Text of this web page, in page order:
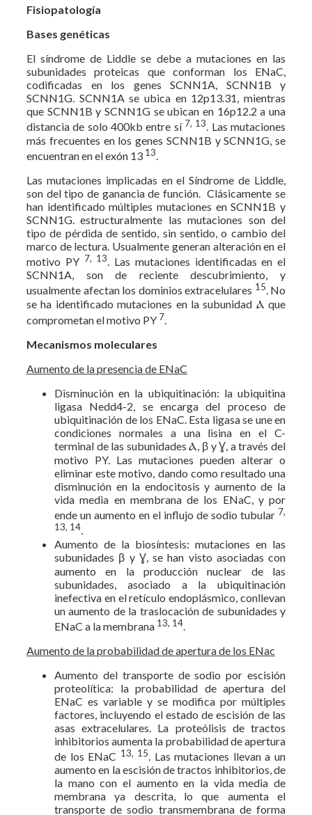
Fisiopatología
Bases genéticas
El síndrome de Liddle se debe a mutaciones en las
subunidades proteicas que conforman los ENaC,
codificadas en los genes SCNN1A, SCNN1B y
SCNN1G. SCNN1A se ubica en 12p13.31, mientras
que SCNN1B y SCNN1G se ubican en 16p12.2 a una
distancia de solo 400kb entre sí 7, 13. Las mutaciones
más frecuentes en los genes SCNN1B y SCNN1G, se
encuentran en el exón 13 13.
Las mutaciones implicadas en el Síndrome de Liddle,
son del tipo de ganancia de función. Clásicamente se
han identificado múltiples mutaciones en SCNN1B y
SCNN1G. estructuralmente las mutaciones son del
tipo de pérdida de sentido, sin sentido, o cambio del
marco de lectura. Usualmente generan alteración en el
motivo PY 7, 13. Las mutaciones identificadas en el
SCNN1A, son de reciente descubrimiento, y
usualmente afectan los dominios extracelulares 15. No
se ha identificado mutaciones en la subunidad Ⲁ que
comprometan el motivo PY 7.
Mecanismos moleculares
Aumento de la presencia de ENaC
Disminución en la ubiquitinación: la ubiquitina
ligasa Nedd4-2, se encarga del proceso de
ubiquitinación de los ENaC. Esta ligasa se une en
condiciones normales a una lisina en el C-
terminal de las subunidades Ⲁ, β y Ɣ, a través del
motivo PY. Las mutaciones pueden alterar o
eliminar este motivo, dando como resultado una
disminución en la endocitosis y aumento de la
vida media en membrana de los ENaC, y por
ende un aumento en el influjo de sodio tubular 7,
13, 14.
Aumento de la biosíntesis: mutaciones en las
subunidades β y Ɣ, se han visto asociadas con
aumento en la producción nuclear de las
subunidades, asociado a la ubiquitinación
inefectiva en el retículo endoplásmico, conllevan
un aumento de la traslocación de subunidades y
ENaC a la membrana 13, 14.
Aumento de la probabilidad de apertura de los ENac
Aumento del transporte de sodio por escisión
proteolítica: la probabilidad de apertura del
ENaC es variable y se modifica por múltiples
factores, incluyendo el estado de escisión de las
asas extracelulares. La proteólisis de tractos
inhibitorios aumenta la probabilidad de apertura
de los ENaC 13, 15. Las mutaciones llevan a un
aumento en la escisión de tractos inhibitorios, de
la mano con el aumento en la vida media de
membrana ya descrita, lo que aumenta el
transporte de sodio transmembrana de forma